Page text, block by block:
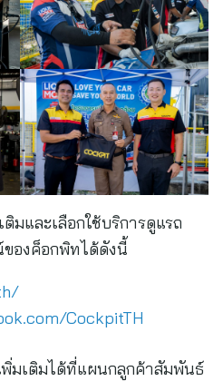
มและเลือกใช้บริการดูแรถ
องค็อกพิทได้ดังนี้
CockpitTH
พิ่มเติมได้ที่แผนกลูกค้าสัมพันธ์